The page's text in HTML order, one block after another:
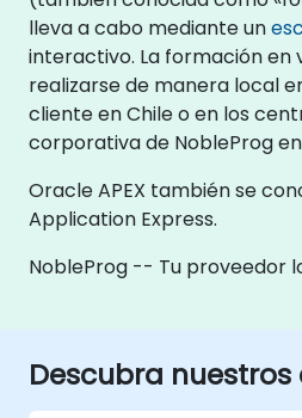
lleva a cabo mediante un
interactivo. La formación en
realizarse de manera local
cliente en Chile o en los
corporativa de NobleProg en
Oracle APEX también se
Application Express.
NobleProg -- Tu proveedor
Descubra nuestros